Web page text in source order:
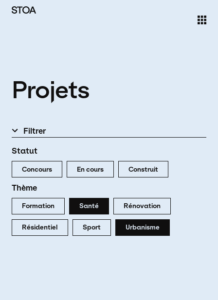
Aller au contenu principal
Projets
Filtrer
Statut
Concours En cours Construit
Thème
Formation Santé Rénovation
Résidentiel Sport Urbanisme